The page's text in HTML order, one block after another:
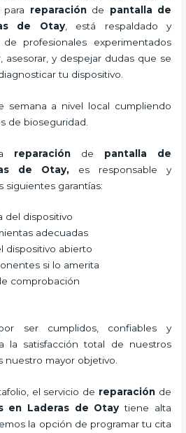
para reparaciónde
pantalla de
de Otay, está respaldado y
profesionales experimentados
asesorar, y despejar dudas que se
tu dispositivo.
semana a nivel local cumpliendo
de bioseguridad.
reparación de
pantalla de
de Otay, es responsable y
siguientes garantías:
del dispositivo
adecuadas
dispositivo abierto
si lo amerita
comprobación
ser cumplidos, confiables y
la satisfacción total de nuestros
nuestro mayor objetivo.
el servicio de reparación de
en Laderas de Otay tiene alta
la opción de programar tu cita